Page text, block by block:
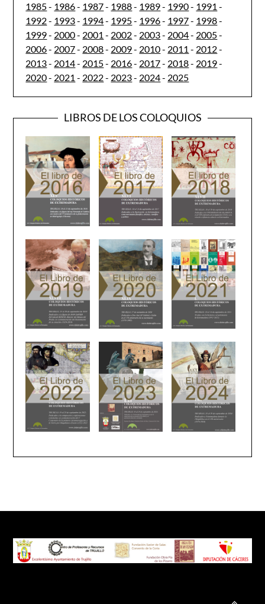
1985- 1986- 1987- 1988- 1989- 1990- 1991 -
1992- 1993- 1994- 1995- 1996- 1997- 1998-
1999- 2000- 2001 - 2002- 2003- 2004- 2005-
2006- 2007- 2008- 2009- 2010- 2011 - 2012-
2013- 2014- 2015- 2016- 2017- 2018- 2019-
2020- 2021 - 2022- 2023- 2024- 2025
LIBROS DE LOS COLOQUIOS